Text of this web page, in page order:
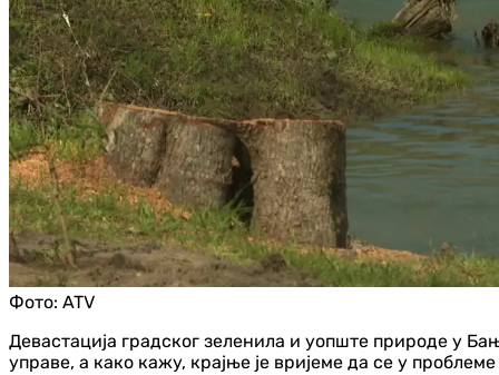
Фото: ATV
Девастација градског зеленила и уопште природе у
управе, а како кажу, крајње је вријеме да се у